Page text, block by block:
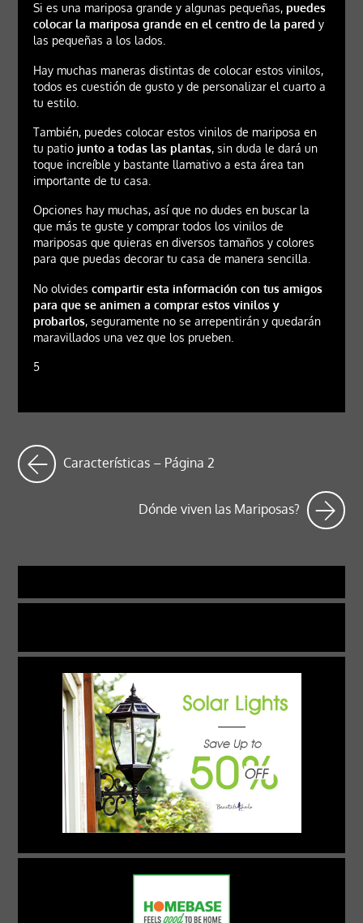
Si es una mariposa grande y algunas pequeñas, puedes
colocar la mariposa grande en el centro de la pared y
las pequeñas a los lados.
Hay muchas maneras distintas de colocar estos vinilos,
todos es cuestión de gusto y de personalizar el cuarto a
tu estilo.
También, puedes colocar estos vinilos de mariposa en
tu patio junto a todas las plantas, sin duda le dará un
toque increíble y bastante llamativo a esta área tan
importante de tu casa.
Opciones hay muchas, así que no dudes en buscar la
que más te guste y comprar todos los vinilos de
mariposas que quieras en diversos tamaños y colores
para que puedas decorar tu casa de manera sencilla.
No olvides compartir esta información con tus amigos
para que se animen a comprar estos vinilos y
probarlos, seguramente no se arrepentirán y quedarán
maravillados una vez que los prueben.
5
Características – Página 2
Dónde viven las Mariposas?